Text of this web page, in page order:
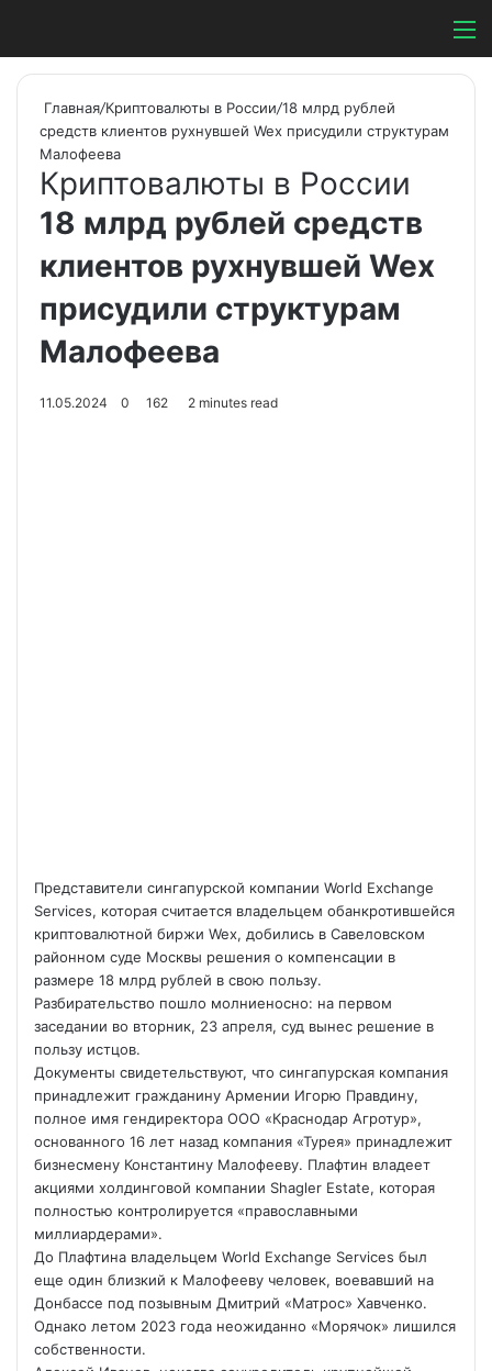
Switch skin
Главная/Криптовалюты в России/18 млрд рублей
средств клиентов рухнувшей Wex присудили структурам
Малофеева
Криптовалюты в России
18 млрд рублей средств
клиентов рухнувшей Wex
присудили структурам
Малофеева
11.05.2024 0 162 2 minutes read
Представители сингапурской компании World Exchange
Services, которая считается владельцем обанкротившейся
криптовалютной биржи Wex, добились в Савеловском
районном суде Москвы решения о компенсации в
размере 18 млрд рублей в свою пользу.
Разбирательство пошло молниеносно: на первом
заседании во вторник, 23 апреля, суд вынес решение в
пользу истцов.
Документы свидетельствуют, что сингапурская компания
принадлежит гражданину Армении Игорю Правдину,
полное имя гендиректора ООО «Краснодар Агротур»,
основанного 16 лет назад компания «Турея» принадлежит
бизнесмену Константину Малофееву. Плафтин владеет
акциями холдинговой компании Shagler Estate, которая
полностью контролируется «православными
миллиардерами».
До Плафтина владельцем World Exchange Services был
еще один близкий к Малофееву человек, воевавший на
Донбассе под позывным Дмитрий «Матрос» Хавченко.
Однако летом 2023 года неожиданно «Морячок» лишился
собственности.